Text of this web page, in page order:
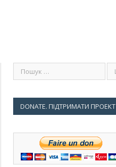
DONATE. ПІДТРИМАТИ ПРОЕКТ